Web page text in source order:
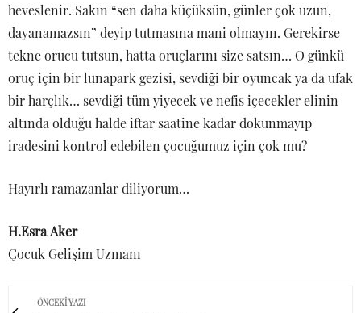
heveslenir. Sakın “sen daha küçüksün, günler çok uzun,
dayanamazsın” deyip tutmasına mani olmayın. Gerekirse
tekne orucu tutsun, hatta oruçlarını size satsın… O günkü
oruç için bir lunapark gezisi, sevdiği bir oyuncak ya da ufak
bir harçlık… sevdiği tüm yiyecek ve nefis içecekler elinin
altında olduğu halde iftar saatine kadar dokunmayıp
iradesini kontrol edebilen çocuğumuz için çok mu?
Hayırlı ramazanlar diliyorum…
H.Esra Aker
Çocuk Gelişim Uzmanı
ÖNCEKI YAZI